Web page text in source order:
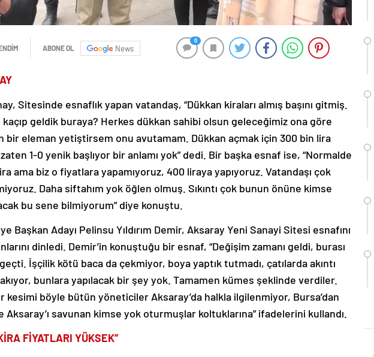
ABONE OL News
0
Sitesinde esnaflık yapan vatandaş, “Dükkan kiraları almış başını gitmiş.
geldik buraya? Herkes dükkan sahibi olsun geleceğimiz ona göre
bir eleman yetiştirsem onu avutamam. Dükkan açmak için 300 bin lira
1-0 yenik başlıyor bir anlamı yok” dedi. Bir başka esnaf ise, “Normalde
ama biz o fiyatlara yapamıyoruz, 400 liraya yapıyoruz. Vatandaşı çok
Daha siftahım yok öğlen olmuş. Sıkıntı çok bunun önüne kimse
bu sene bilmiyorum” diye konuştu.
Başkan Adayı Pelinsu Yıldırım Demir, Aksaray Yeni Sanayi Sitesi esnafını
dinledi. Demir’in konuştuğu bir esnaf, “Değişim zamanı geldi, burası
İşçilik kötü baca da çekmiyor, boya yaptık tutmadı, çatılarda akıntı
bunlara yapılacak bir şey yok. Tamamen kümes şeklinde verdiler.
böyle bütün yöneticiler Aksaray’da halkla ilgilenmiyor, Bursa’dan
savunan kimse yok oturmuşlar koltuklarına” ifadelerini kullandı.
FİYATLARI YÜKSEK”